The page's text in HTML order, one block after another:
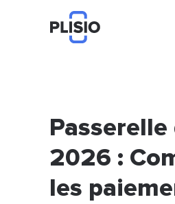
2026 :
les